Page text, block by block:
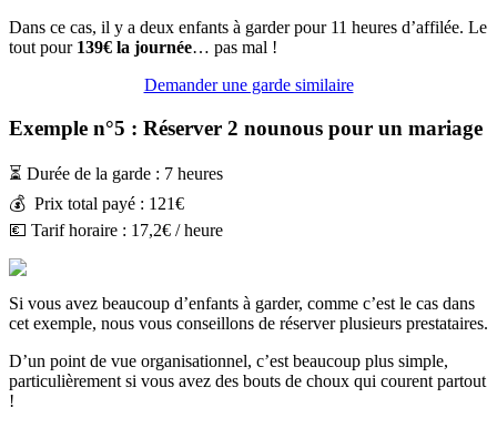
Dans ce cas, il y a deux enfants à garder pour 11 heures d’affilée. Le
tout pour 139€ la journée… pas mal !
Demander une garde similaire
Exemple n°5 : Réserver 2 nounous pour un mariage
⏳ Durée de la garde : 7 heures
💰 Prix total payé : 121€
💶 Tarif horaire : 17,2€ / heure
Si vous avez beaucoup d’enfants à garder, comme c’est le cas dans
cet exemple, nous vous conseillons de réserver plusieurs prestataires.
D’un point de vue organisationnel, c’est beaucoup plus simple,
particulièrement si vous avez des bouts de choux qui courent partout
!